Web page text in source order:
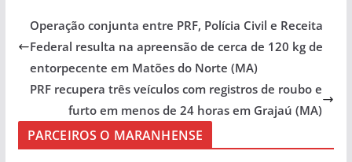
Operação conjunta entre PRF, Polícia Civil e Receita
Federal resulta na apreensão de cerca de 120 kg de
entorpecente em Matões do Norte (MA)
PRF recupera três veículos com registros de roubo e
furto em menos de 24 horas em Grajaú (MA)
PARCEIROS O MARANHENSE